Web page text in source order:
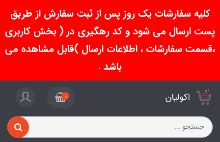
کلیه سفارشات یک روز پس از ثبت سفارش از طریق
پست ارسال می شود و کد رهگیری در ( بخش کاربری
،قسمت سفارشات ، اطلاعات ارسال )قابل مشاهده می
باشد .
اکولیان 0